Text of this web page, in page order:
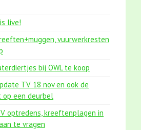
live!
vuurwerkresten
bij OWL te koop
TV 18 nov en ook de
op een deurbel
optredens, kreeftenplagen in
te vragen